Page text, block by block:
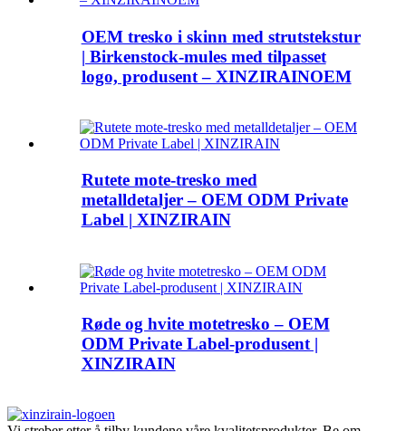
OEM tresko i skinn med strutstekstur
| Birkenstock-mules med tilpasset
logo, produsent – ​​XINZIRAINOEM
Rutete mote-tresko med
metalldetaljer – OEM ODM Private
Label | XINZIRAIN
Røde og hvite motetresko – OEM
ODM Private Label-produsent |
XINZIRAIN